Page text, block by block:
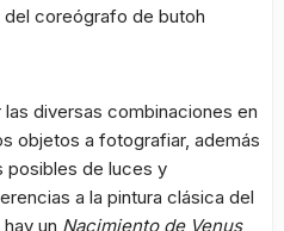
coreógrafo de butoh
diversas combinaciones en
objetos a fotografiar, además
posibles de luces y
a la pintura clásica del
un Nacimiento de Venus